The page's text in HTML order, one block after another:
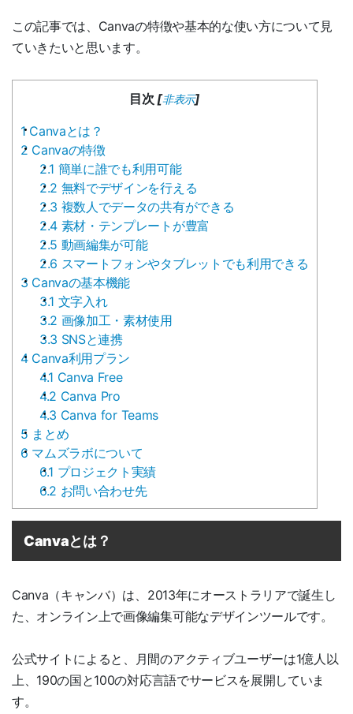
この記事では、Canvaの特徴や基本的な使い方について見
ていきたいと思います。
目次 [非表示]
1Canvaとは？
2 Canvaの特徴
2.1 簡単に誰でも利用可能
2.2 無料でデザインを行える
2.3 複数人でデータの共有ができる
2.4 素材・テンプレートが豊富
2.5 動画編集が可能
2.6 スマートフォンやタブレットでも利用できる
3 Canvaの基本機能
3.1 文字入れ
3.2 画像加工・素材使用
3.3 SNSと連携
4Canva利用プラン
4.1 Canva Free
4.2 Canva Pro
4.3 Canva for Teams
5 まとめ
6 マムズラボについて
6.1 プロジェクト実績
6.2 お問い合わせ先
Canvaとは？
Canva（キャンバ）は、2013年にオーストラリアで誕生し
た、オンライン上で画像編集可能なデザインツールです。
公式サイトによると、月間のアクティブユーザーは1億人以
上、190の国と100の対応言語でサービスを展開していま
す。